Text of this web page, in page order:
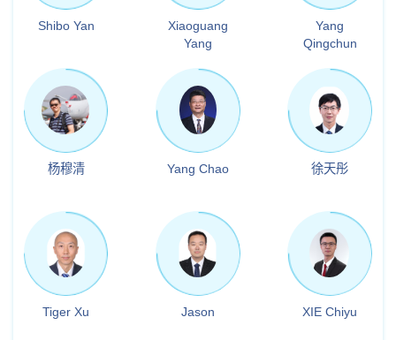
Shibo Yan
Xiaoguang
Yang
Yang
Qingchun
杨穆清 Yang Chao 徐天彤
Tiger Xu Jason XIE Chiyu